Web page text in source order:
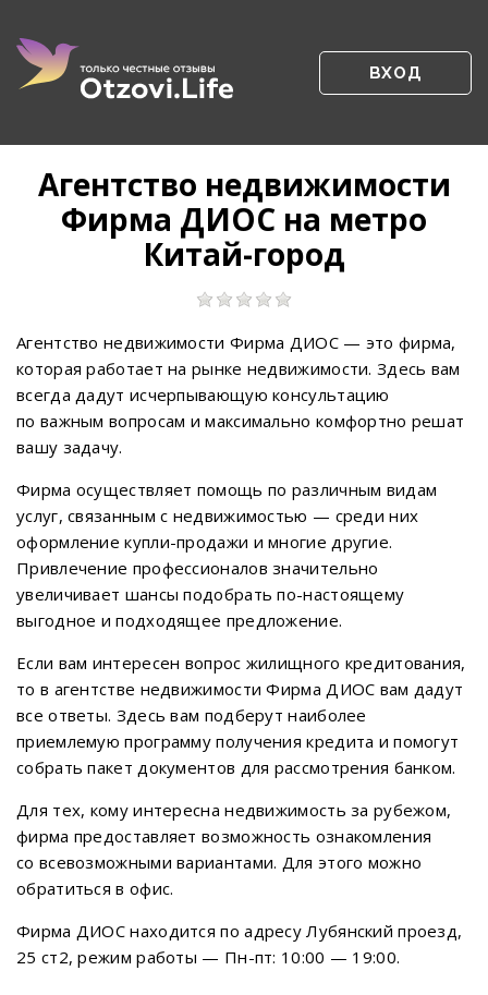
ВХОД
Агентство недвижимости
Фирма ДИОС на метро
Китай-город
Агентство недвижимости Фирма ДИОС — это фирма,
которая работает на рынке недвижимости. Здесь вам
всегда дадут исчерпывающую консультацию
по важным вопросам и максимально комфортно решат
вашу задачу.
Фирма осуществляет помощь по различным видам
услуг, связанным с недвижимостью — среди них
оформление купли-продажи и многие другие.
Привлечение профессионалов значительно
увеличивает шансы подобрать по-настоящему
выгодное и подходящее предложение.
Если вам интересен вопрос жилищного кредитования,
то в агентстве недвижимости Фирма ДИОС вам дадут
все ответы. Здесь вам подберут наиболее
приемлемую программу получения кредита и помогут
собрать пакет документов для рассмотрения банком.
Для тех, кому интересна недвижимость за рубежом,
фирма предоставляет возможность ознакомления
со всевозможными вариантами. Для этого можно
обратиться в офис.
Фирма ДИОС находится по адресу Лубянский проезд,
25 ст2, режим работы — Пн-пт: 10:00 — 19:00.